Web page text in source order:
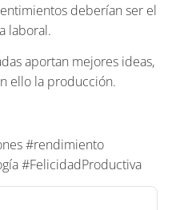
deberían ser el
laboral.
aportan mejores ideas,
ello la producción.
#rendimiento
#FelicidadProductiva